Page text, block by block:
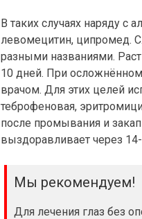
В таких случаях наряду с
левомецитин, ципромед.
разными названиями.
10 дней. При
врачом. Для этих целей
теброфеновая,
после промывания и
выздоравливает через
Мы рекомендуем!
Для лечения глаз без